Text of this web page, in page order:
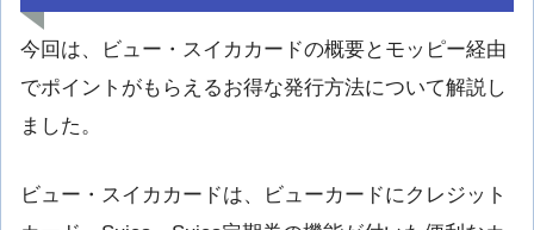
今回は、ビュー・スイカカードの概要とモッピー経由
でポイントがもらえるお得な発行方法について解説し
ました。
ビュー・スイカカードは、ビューカードにクレジット